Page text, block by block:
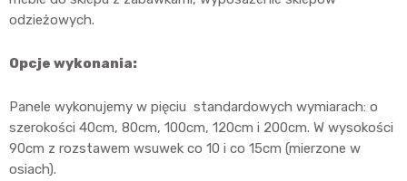
odzieżowych.
Opcje wykonania:
Panele wykonujemy w pięciu standardowych wymiarach: o
szerokości 40cm, 80cm, 100cm, 120cm i 200cm. W wysokości
90cm z rozstawem wsuwek co 10 i co 15cm (mierzone w
osiach).